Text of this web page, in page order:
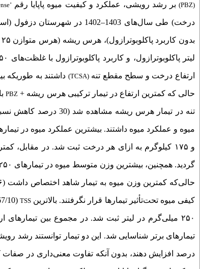
(
PBZ
)بر رشد رویشی، عملکرد و کیفیت میوه پاپایا رقم
درخت) طی سال‌های 1403 – 1402 در شهرستان
ارتفاع درخت و سطح مقطع تنه(TCSA) داشتند به طوریکه
حالی که کمترین ارتفاع در تیمار ترکیبی هرس ریشه + PBZ
تنه در تیمار هرس
حالی‌که کمترین وزن میوه به تیمار شاهد اختصاص داشت (۷۹۶ گرم). برخلاف صفات مواد جامد محلول (
کیفی میوه تحت‌‌تأثیر تیمارها قرار نگرفتند. بالاترین TSS(67/10 درجه بریکس) و
۲۵۰ میلی‌گرم در لیتر ثبت شد. در مجموع بین تیمارهای
تیمارهای برتر شناسایی شد. این دو تیمار توانستند رشد
درصد افزایش دهند، بدون آنکه تفاوت معنی‌داری در صفات